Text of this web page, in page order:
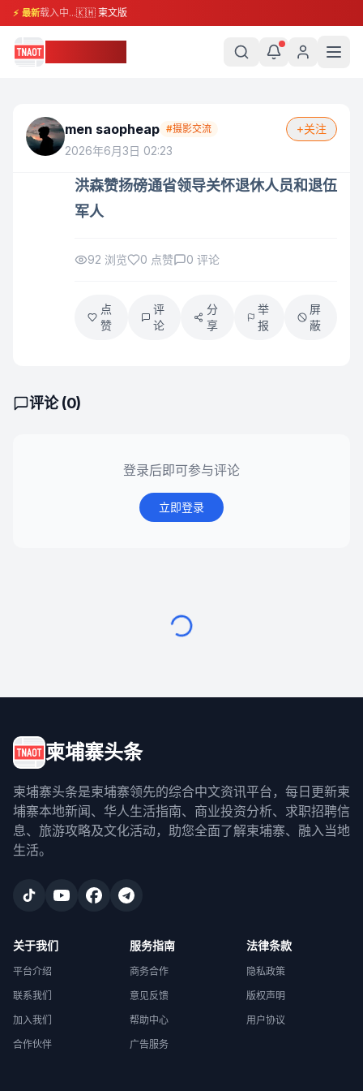
⚡ 最新载入中...🇰🇭 柬文版
men saopheap #摄影交流
+关注
2026年6月3日 02:23
洪森赞扬磅通省领导关怀退休人员和退伍
军人
92 浏览 0 点赞 0 评论
点
赞
评
论
分
享
举
报
屏
蔽
评论 (0)
登录后即可参与评论
立即登录
柬埔寨头条
柬埔寨头条是柬埔寨领先的综合中文资讯平台，每日更新柬
埔寨本地新闻、华人生活指南、商业投资分析、求职招聘信
息、旅游攻略及文化活动，助您全面了解柬埔寨、融入当地
生活。
关于我们
平台介绍
联系我们
加入我们
合作伙伴
服务指南
商务合作
意见反馈
帮助中心
广告服务
法律条款
隐私政策
版权声明
用户协议